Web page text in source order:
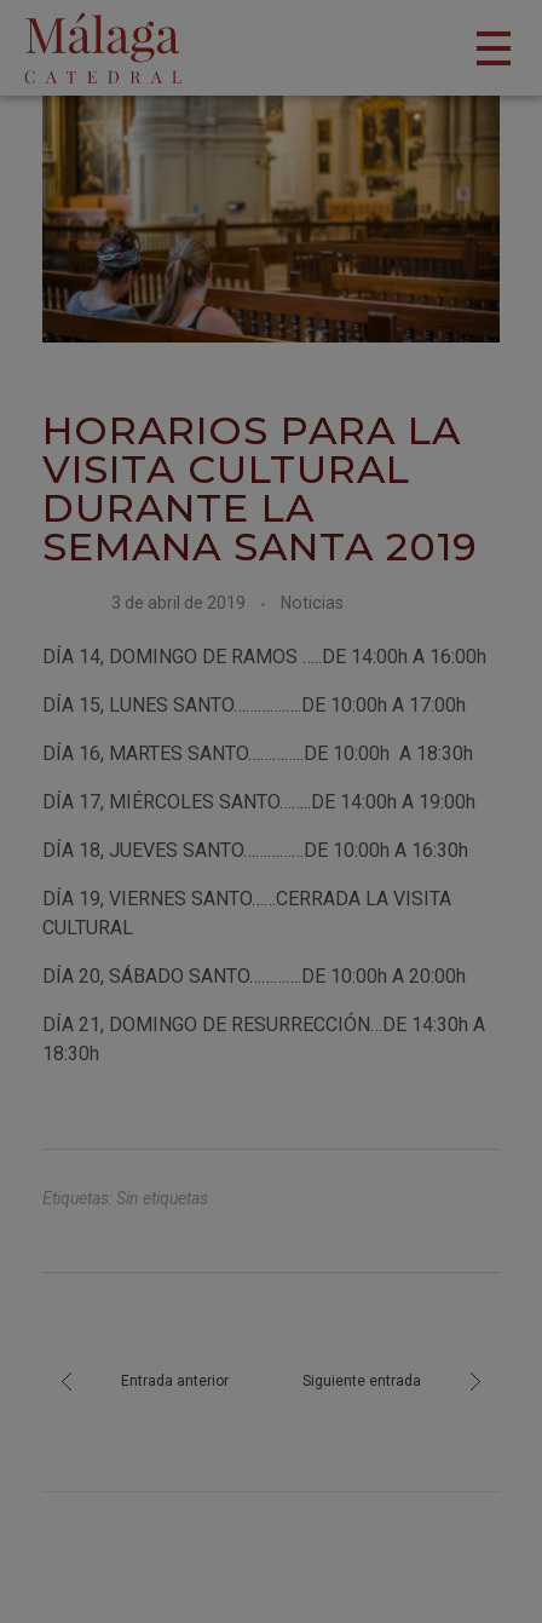
HORARIOS PARA LA
VISITA CULTURAL
DURANTE LA
SEMANA SANTA 2019
3 de abril de 2019 Noticias
DÍA 14, DOMINGO DE RAMOS …..DE 14:00h A 16:00h
DÍA 15, LUNES SANTO………….….DE 10:00h A 17:00h
DÍA 16, MARTES SANTO…………..DE 10:00h A 18:30h
DÍA 17, MIÉRCOLES SANTO……..DE 14:00h A 19:00h
DÍA 18, JUEVES SANTO……………DE 10:00h A 16:30h
DÍA 19, VIERNES SANTO……CERRADA LA VISITA
CULTURAL
DÍA 20, SÁBADO SANTO………….DE 10:00h A 20:00h
DÍA 21, DOMINGO DE RESURRECCIÓN…DE 14:30h A
18:30h
Etiquetas: Sin etiquetas
Entrada anterior Siguiente entrada